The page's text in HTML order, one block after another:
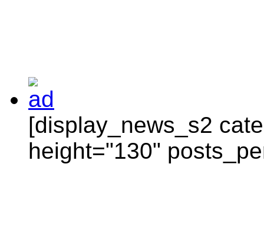
[display_news_s2
height="130"